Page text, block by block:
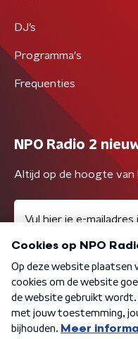
DJ’s
Programma's
Frequenties
NPO Radio 2
Altijd op de hoogte van
Algemene voorwaarden